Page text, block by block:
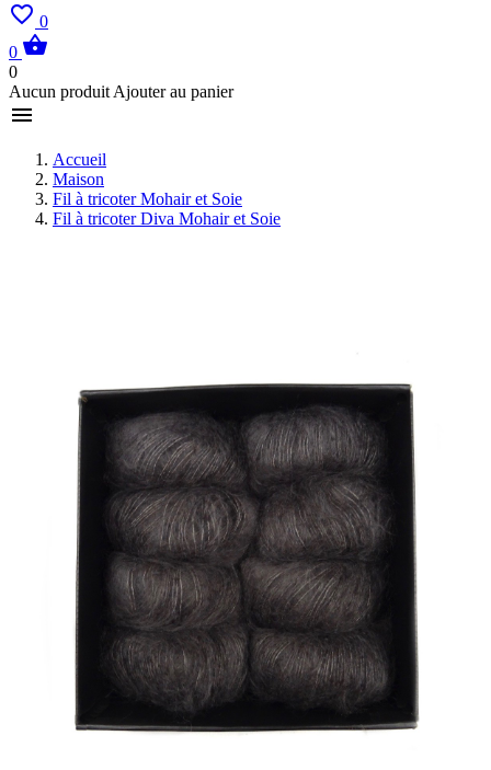
 0
0 
0
Aucun produit Ajouter au panier

Accueil
Maison
Fil à tricoter Mohair et Soie
Fil à tricoter Diva Mohair et Soie